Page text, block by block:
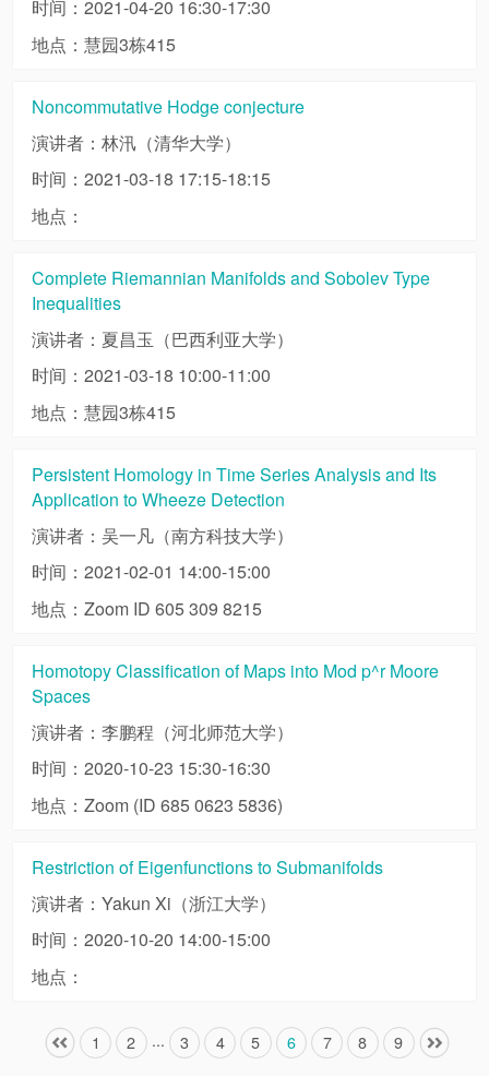
时间：2021-04-20 16:30-17:30
地点：慧园3栋415
Noncommutative Hodge conjecture
演讲者：林汛（清华大学）
时间：2021-03-18 17:15-18:15
地点：
Complete Riemannian Manifolds and Sobolev Type
Inequalities
演讲者：夏昌玉（巴西利亚大学）
时间：2021-03-18 10:00-11:00
地点：慧园3栋415
Persistent Homology in Time Series Analysis and Its
Application to Wheeze Detection
演讲者：吴一凡（南方科技大学）
时间：2021-02-01 14:00-15:00
地点：Zoom ID 605 309 8215
Homotopy Classification of Maps into Mod p^r Moore
Spaces
演讲者：李鹏程（河北师范大学）
时间：2020-10-23 15:30-16:30
地点：Zoom (ID 685 0623 5836)
Restriction of Eigenfunctions to Submanifolds
演讲者：Yakun Xi（浙江大学）
时间：2020-10-20 14:00-15:00
地点：
1 2 ... 3 4 5 6 7 8 9